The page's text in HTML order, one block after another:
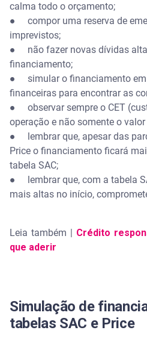
calma todo o orçamento;
● compor uma reserva de
imprevistos;
● não fazer novas dívidas
financiamento;
● simular o financiamento em
financeiras para encontrar as
● observar sempre o CET
operação e não somente o
● lembrar que, apesar das
Price o financiamento ficará
tabela SAC;
● lembrar que, com a tabela
mais altas no início,
Leia também | Crédito
que aderir
Simulação de
tabelas SAC e Price